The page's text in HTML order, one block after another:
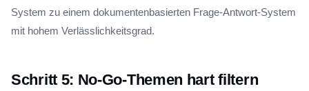
System zu einem dokumentenbasierten Frage-Antwort-System
mit hohem Verlässlichkeitsgrad.
Schritt 5: No-Go-Themen hart filtern